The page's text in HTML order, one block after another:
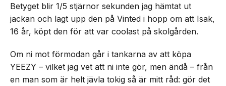
Betyget blir 1/5 stjärnor sekunden jag hämtat ut
jackan och lagt upp den på Vinted i hopp om att Isak,
16 år, köpt den för att var coolast på skolgården.
Om ni mot förmodan går i tankarna av att köpa
YEEZY – vilket jag vet att ni inte gör, men ändå – från
en man som är helt jävla tokig så är mitt råd: gör det